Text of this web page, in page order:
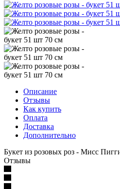
Описание
Отзывы
Как купить
Оплата
Доставка
Дополнительно
Букет из розовых роз - Мисс
Отзывы